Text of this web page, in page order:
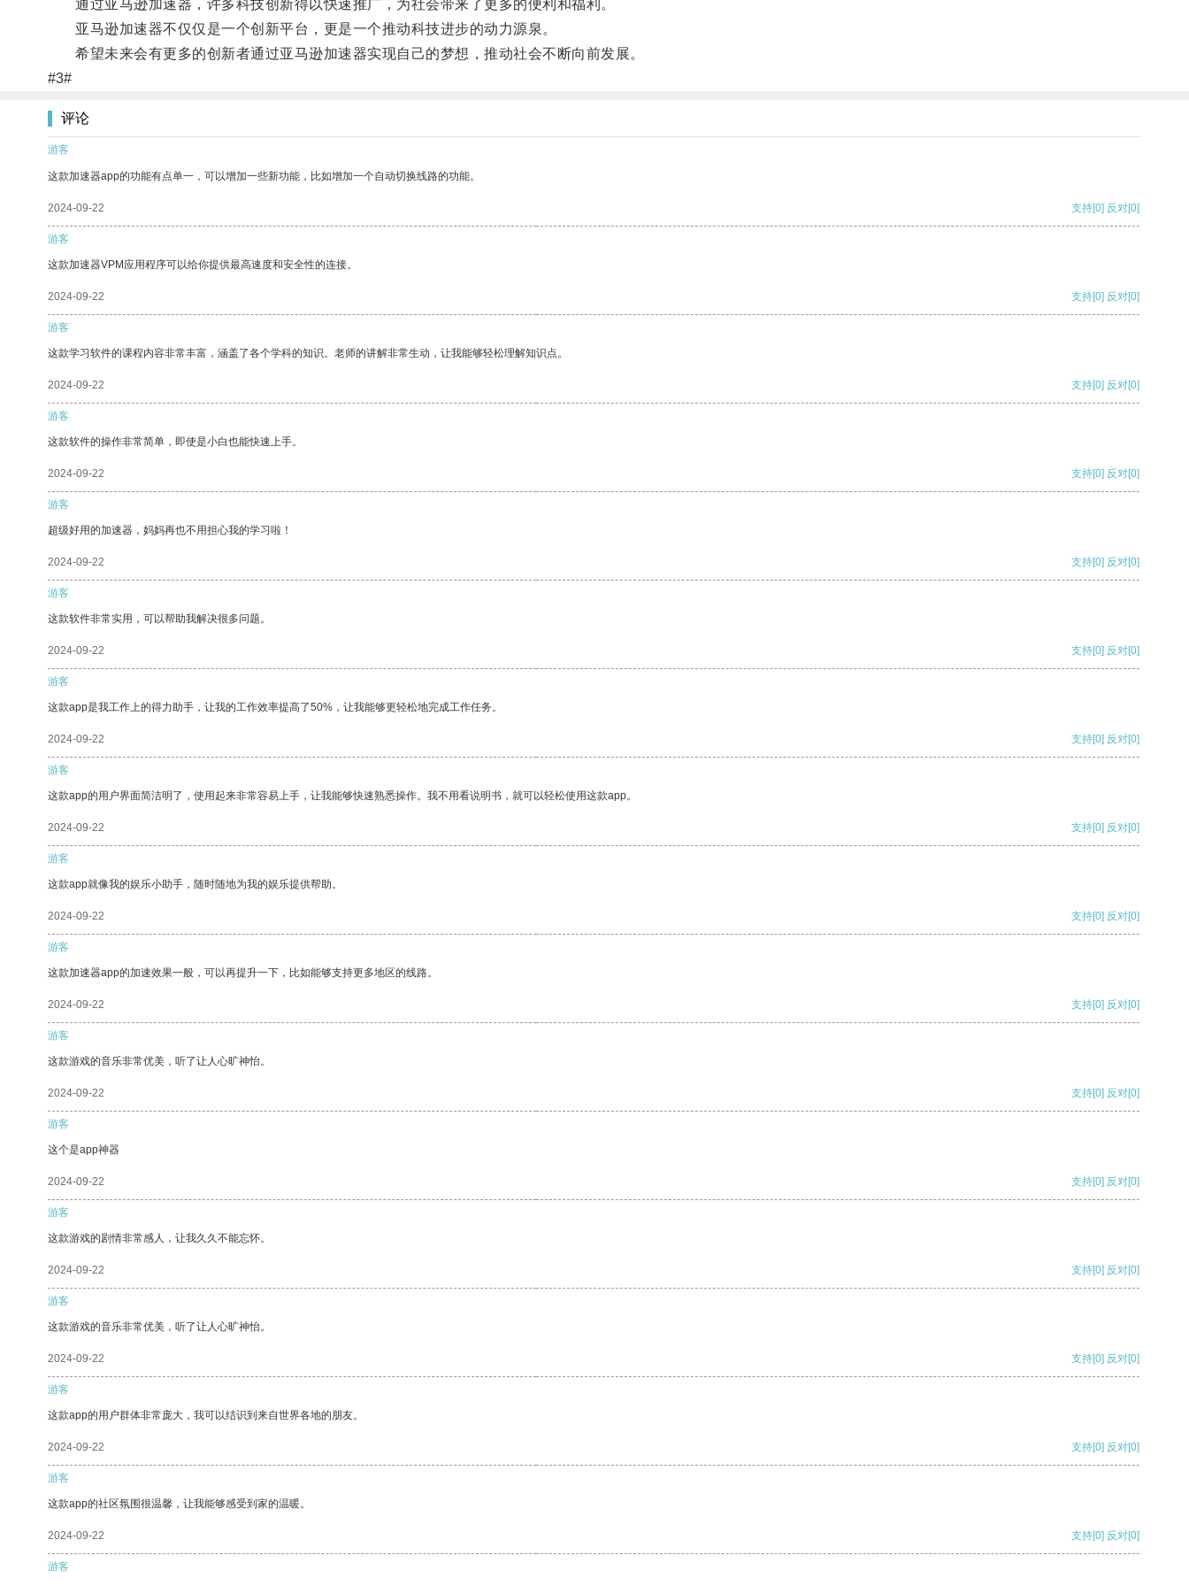
通过亚马逊加速器，许多科技创新得以快速推广，为社会带来了更多的便利和福利。
亚马逊加速器不仅仅是一个创新平台，更是一个推动科技进步的动力源泉。
希望未来会有更多的创新者通过亚马逊加速器实现自己的梦想，推动社会不断向前发展。
#3#
评论
游客
这款加速器app的功能有点单一，可以增加一些新功能，比如增加一个自动切换线路的功能。
2024-09-22 支持[0] 反对[0]
游客
这款加速器VPM应用程序可以给你提供最高速度和安全性的连接。
2024-09-22 支持[0] 反对[0]
游客
这款学习软件的课程内容非常丰富，涵盖了各个学科的知识。老师的讲解非常生动，让我能够轻松理解知识点。
2024-09-22 支持[0] 反对[0]
游客
这款软件的操作非常简单，即使是小白也能快速上手。
2024-09-22 支持[0] 反对[0]
游客
超级好用的加速器，妈妈再也不用担心我的学习啦！
2024-09-22 支持[0] 反对[0]
游客
这款软件非常实用，可以帮助我解决很多问题。
2024-09-22 支持[0] 反对[0]
游客
这款app是我工作上的得力助手，让我的工作效率提高了50%，让我能够更轻松地完成工作任务。
2024-09-22 支持[0] 反对[0]
游客
这款app的用户界面简洁明了，使用起来非常容易上手，让我能够快速熟悉操作。我不用看说明书，就可以轻松使用这款app。
2024-09-22 支持[0] 反对[0]
游客
这款app就像我的娱乐小助手，随时随地为我的娱乐提供帮助。
2024-09-22 支持[0] 反对[0]
游客
这款加速器app的加速效果一般，可以再提升一下，比如能够支持更多地区的线路。
2024-09-22 支持[0] 反对[0]
游客
这款游戏的音乐非常优美，听了让人心旷神怡。
2024-09-22 支持[0] 反对[0]
游客
这个是app神器
2024-09-22 支持[0] 反对[0]
游客
这款游戏的剧情非常感人，让我久久不能忘怀。
2024-09-22 支持[0] 反对[0]
游客
这款游戏的音乐非常优美，听了让人心旷神怡。
2024-09-22 支持[0] 反对[0]
游客
这款app的用户群体非常庞大，我可以结识到来自世界各地的朋友。
2024-09-22 支持[0] 反对[0]
游客
这款app的社区氛围很温馨，让我能够感受到家的温暖。
2024-09-22 支持[0] 反对[0]
游客